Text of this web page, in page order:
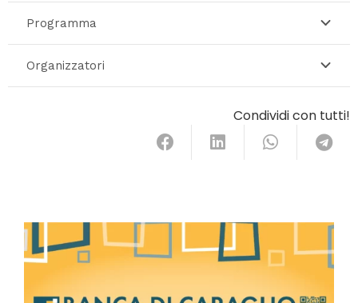
Programma
Organizzatori
Condividi con tutti!